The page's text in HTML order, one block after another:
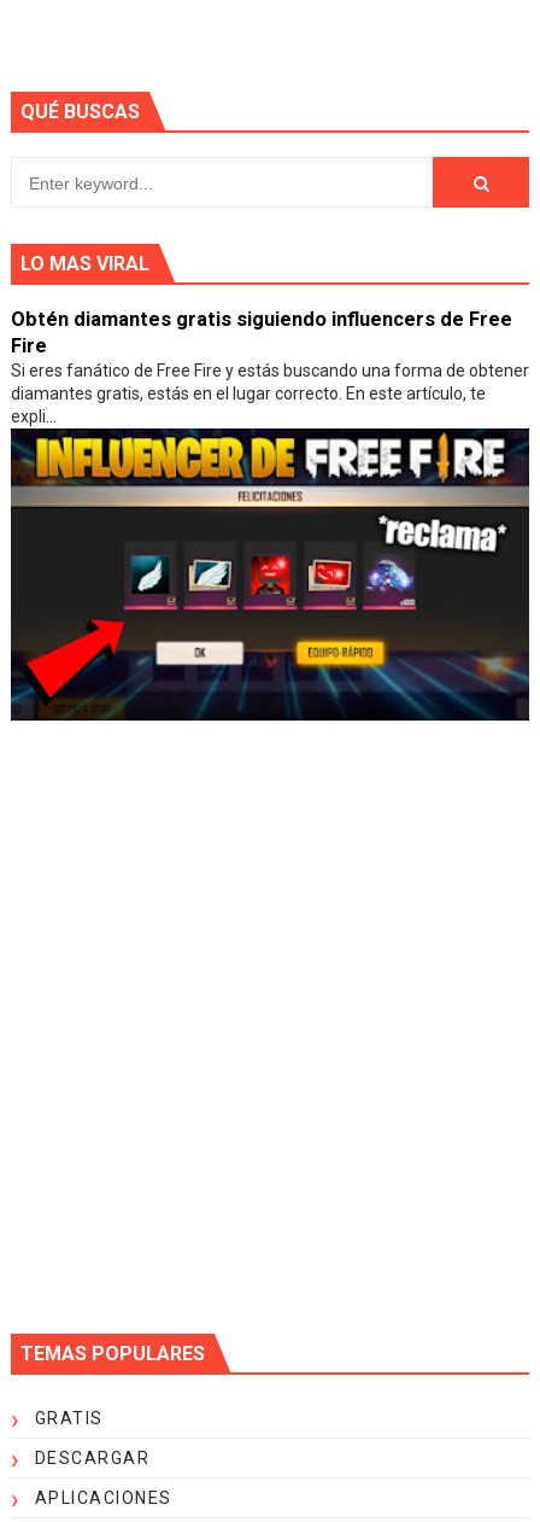
QUÉ BUSCAS
LO MAS VIRAL
Obtén diamantes gratis siguiendo influencers de Free
Fire
Si eres fanático de Free Fire y estás buscando una forma de obtener
diamantes gratis, estás en el lugar correcto. En este artículo, te
expli...
TEMAS POPULARES
GRATIS
DESCARGAR
APLICACIONES